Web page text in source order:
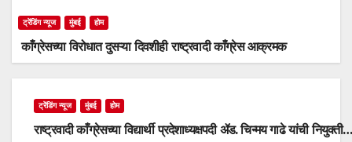
ट्रेंडिंग न्यूज मुंबई होम
काँग्रेसच्या विरोधात दुसऱ्या दिवशीही राष्ट्रवादी काँग्रेस आक्रमक
ट्रेंडिंग न्यूज मुंबई होम
राष्ट्रवादी काँग्रेसच्या विद्यार्थी प्रदेशाध्यक्षपदी ॲड. चिन्मय गाढे यांची नियुक्ती…